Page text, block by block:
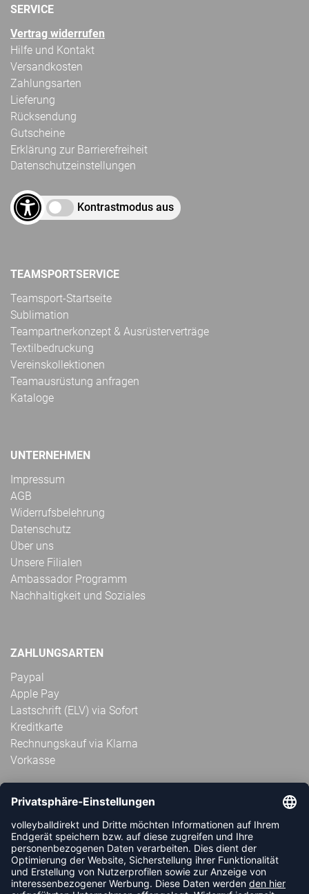
SERVICE
Vertrag widerrufen
Hilfe und Kontakt
Versandkosten
Zahlungsarten
Lieferung
Rücksendung
Gutscheine
Erklärung zur Barrierefreiheit
Datenschutzeinstellungen
Kontrastmodus aus
TEAMSPORTSERVICE
Teamsport-Startseite
Sublimation
Teampartnerkonzept & Ausrüsterverträge
Textilbedruckung
Vereinskollektionen
Teamausrüstung anfragen
Kataloge
UNTERNEHMEN
Impressum
AGB
Widerrufsbelehrung
Datenschutz
Über uns
Unsere Filialen
Ambassador Programm
Nachhaltigkeit und Soziales
ZAHLUNGSARTEN
Paypal
Apple Pay
Lastschrift (ELV) via Sofort
Kreditkarte
Rechnungskauf via Klarna
Vorkasse
ABONNIERE JETZT DEN KOSTENLOSEN
VOLLEYBALLDIREKT-NEWSLETTER UND VERPASSE KEINE
NEUIGKEIT ODER AKTION MEHR.
JETZT ANMELDEN